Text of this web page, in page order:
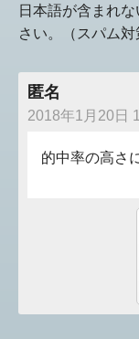
日本語が含まれ
さい。（スパム対
匿名
2018年1月20日
的中率の高さ